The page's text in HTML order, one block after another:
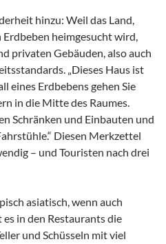
hinzu: Weil das Land,
heimgesucht wird,
privaten Gebäuden, also auch
„Dieses Haus ist
eines Erdbebens gehen Sie
in die Mitte des Raumes.
Schränken und Einbauten und
Diesen Merkzettel
– und Touristen nach drei
asiatisch, wenn auch
in den Restaurants die
und Schüsseln mit viel